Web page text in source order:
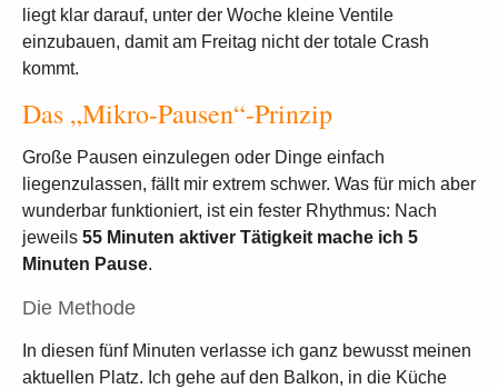
liegt klar darauf, unter der Woche kleine Ventile
einzubauen, damit am Freitag nicht der totale Crash
kommt.
Das „Mikro-Pausen“-Prinzip
Große Pausen einzulegen oder Dinge einfach
liegenzulassen, fällt mir extrem schwer. Was für mich aber
wunderbar funktioniert, ist ein fester Rhythmus: Nach
jeweils 55 Minuten aktiver Tätigkeit mache ich 5
Minuten Pause.
Die Methode
In diesen fünf Minuten verlasse ich ganz bewusst meinen
aktuellen Platz. Ich gehe auf den Balkon, in die Küche